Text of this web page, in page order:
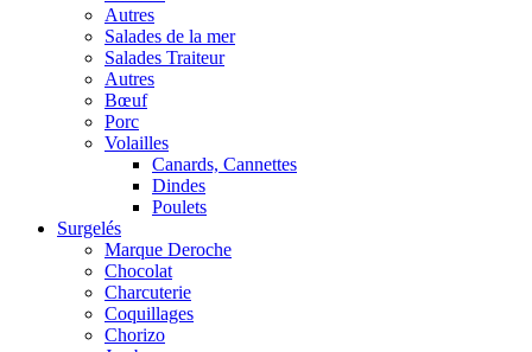
Autres
Salades de la mer
Salades Traiteur
Autres
Bœuf
Porc
Volailles
Canards, Cannettes
Dindes
Poulets
Surgelés
Marque Deroche
Chocolat
Charcuterie
Coquillages
Chorizo